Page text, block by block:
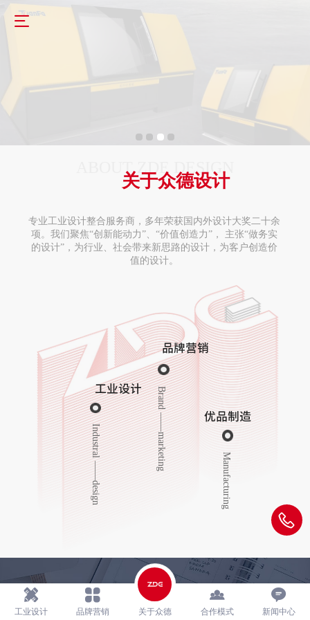
ABOUT ZDE DESIGN
关于众德设计
专业工业设计整合服务商，多年荣获国内外设计大奖二十余
项。我们聚焦“创新能动力”、“价值创造力”， 主张“做务实
的设计”，为行业、社会带来新思路的设计，为客户创造价
值的设计。
品牌营销
Brand ——marketing
Industral ——design
工业设计
优品制造
Manufacturing
Brand Managent & Creative Design
工业设计 品牌营销 关于众德 合作模式 新闻中心